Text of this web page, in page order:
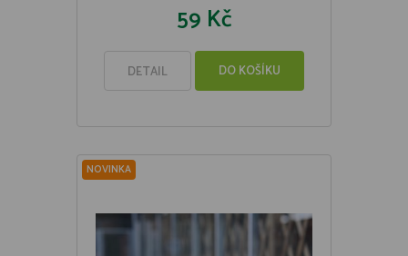
59 Kč
DETAIL DO KOŠÍKU
NOVINKA